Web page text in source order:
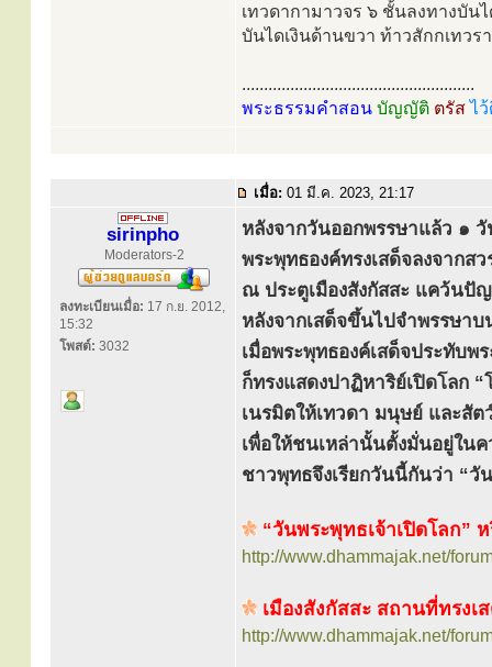
เทวดากามาวจร ๖ ชั้นลงทางบั
บันไดเงินด้านขวา ท้าวสักกเทวร
.....................................................
พระธรรมคำสอน บัญญัติ ตรัสไ
เมื่อ: 01 มี.ค. 2023, 21:17
sirinpho
Moderators-2
ลงทะเบียนเมื่อ: 17 ก.ย. 2012,
15:32
โพสต์: 3032
หลังจากวันออกพรรษาแล้ว ๑
พระพุทธองค์ทรงเสด็จลงจากส
ณ ประตูเมืองสังกัสสะ แคว้น
หลังจากเสด็จขึ้นไปจำพรรษา
เมื่อพระพุทธองค์เสด็จประทับพ
ก็ทรงแสดงปาฏิหาริย์เปิดโลก
เนรมิตให้เทวดา มนุษย์ และสั
เพื่อให้ชนเหล่านั้นตั้งมั่นอยู่ใน
ชาวพุทธจึงเรียกวันนี้กันว่า “วั
“วันพระพุทธเจ้าเปิดโลก”
http://www.dhammajak.net/
เมืองสังกัสสะ สถานที่ทรง
http://www.dhammajak.net/